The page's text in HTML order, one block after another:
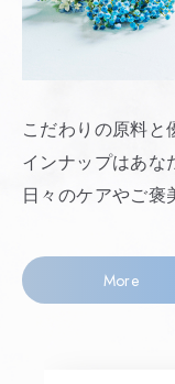
こだわりの原料と
インナップはあな
日々のケアやご褒
More